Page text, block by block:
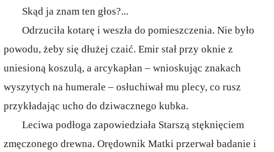
Skąd ja znam ten głos?...
Odrzuciła kotarę i weszła do pomieszczenia. Nie było
powodu, żeby się dłużej czaić. Emir stał przy oknie z
uniesioną koszulą, a arcykapłan – wnioskując znakach
wyszytych na humerale – osłuchiwał mu plecy, co rusz
przykładając ucho do dziwacznego kubka.
Leciwa podłoga zapowiedziała Starszą stęknięciem
zmęczonego drewna. Orędownik Matki przerwał badanie i